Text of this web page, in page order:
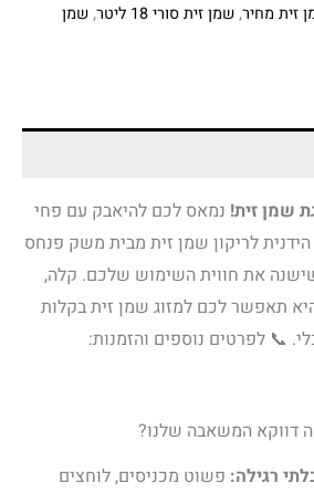
זית מחיר,שמן זית סורי 18 ליטר ,שמן
שמן זית! נמאס לכם להיאבק עם פחי
לריקון שמן זית מבית משק פנחס
את חווית השימוש שלכם. קלה,
תאפשר לכם למזוג שמן זית בקלות
📞 לפרטים נוספים והזמנות:
דווקא המשאבה שלנו?
רגילה: פשוט מכניסים, לוחצים